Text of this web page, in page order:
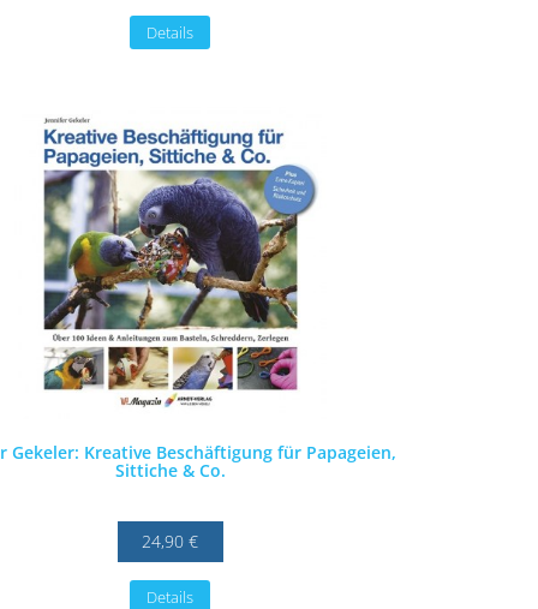
Details
Gekeler: Kreative Beschäftigung für Papageien,
Sittiche & Co.
24,90 €
Details